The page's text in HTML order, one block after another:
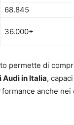
68.845
36.000+
permette di
in Italia,
anche nei